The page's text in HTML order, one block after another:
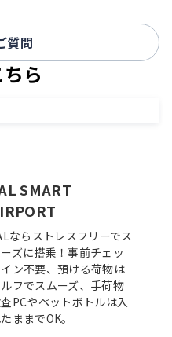
質問
ら
SMART
ならストレスフリーでス
ズに搭乗！事前チェッ
ン不要、預ける荷物は
フでスムーズ、手荷物
PCやペットボトルは入
ままでOK。